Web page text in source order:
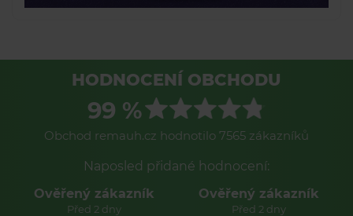
HODNOCENÍ OBCHODU
99 %
Obchod remauh.cz hodnotilo 7565 zákazníků
Naposled přidané hodnocení:
Ověřený zákazník
Před 2 dny
Ověřený zákazník
Před 2 dny